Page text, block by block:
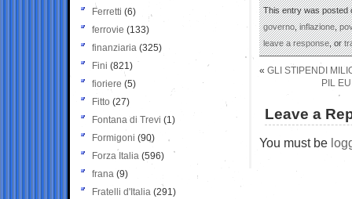
This entry was posted
governo,inflazione,
leave a response, or
« GLI STIPENDI
PIL
Leave a
You must be
Ferretti (6)
ferrovie (133)
finanziaria (325)
Fini (821)
fioriere (5)
Fitto (27)
Fontana di Trevi (1)
Formigoni (90)
Forza Italia (596)
frana (9)
Fratelli d'Italia (291)